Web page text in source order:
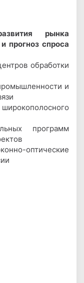
рынка
прогноз спроса
обработки
и
программ
оптические